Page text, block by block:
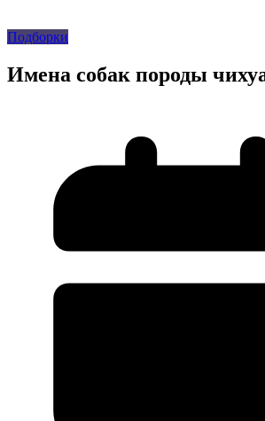
Подборки
Имена собак породы